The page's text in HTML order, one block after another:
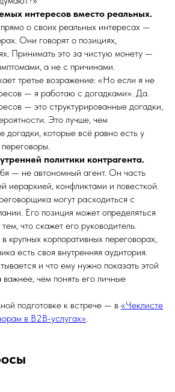
интересов вместо реальных.
о своих реальных интересах —
Они говорят о позициях,
Принимать это за чистую монету —
а не с причинами.
третье возражение: «Но если я не
— я работаю с догадками». Да.
— это структурированные догадки,
Это лучше, чем
догадки, которые всё равно есть у
политики контрагента.
— не автономный агент. Он часть
иерархией, конфликтами и повесткой.
могут расходиться с
Его позиция может определяться
что скажет его руководитель.
крупных корпоративных переговорах,
есть своя внутренняя аудитория.
и что ему нужно показать этой
чем понять его личные
подготовке к встрече — в «Чеклисте
в B2B-услугах».